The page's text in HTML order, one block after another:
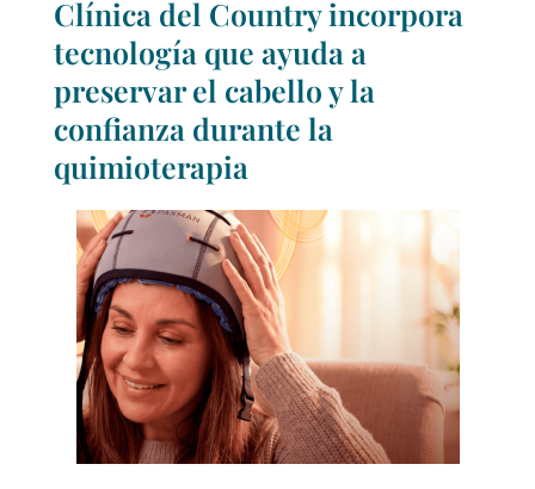
Clínica del Country incorpora
tecnología que ayuda a
preservar el cabello y la
confianza durante la
quimioterapia